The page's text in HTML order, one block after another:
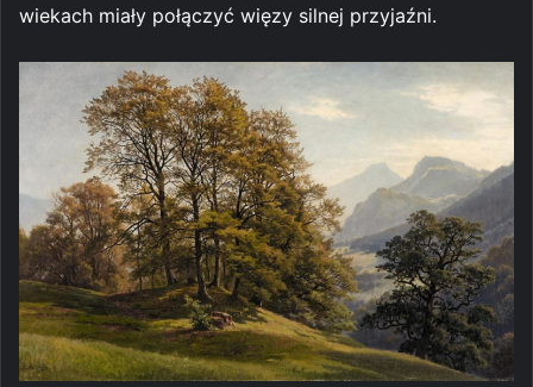
wiekach miały połączyć więzy silnej przyjaźni.